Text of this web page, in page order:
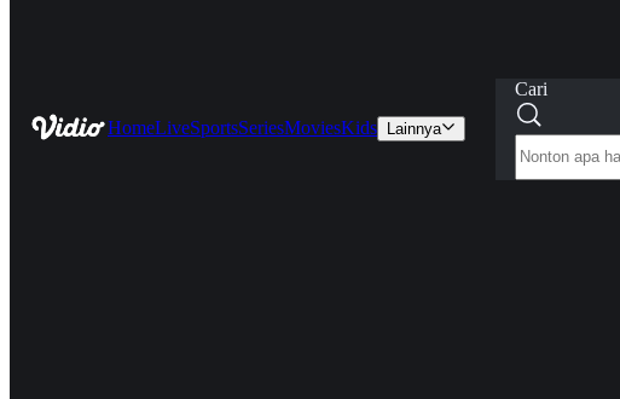
HomeLiveSportsSeriesMoviesKids Lainnya
Cari